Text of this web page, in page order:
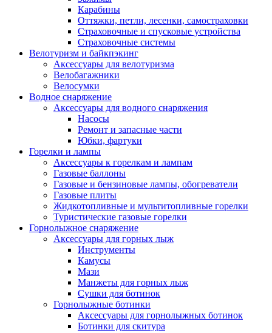
Карабины
Оттяжки, петли, лесенки, самостраховки
Страховочные и спусковые устройства
Страховочные системы
Велотуризм и байкпэкинг
Аксессуары для велотуризма
Велобагажники
Велосумки
Водное снаряжение
Аксессуары для водного снаряжения
Насосы
Ремонт и запасные части
Юбки, фартуки
Горелки и лампы
Аксессуары к горелкам и лампам
Газовые баллоны
Газовые и бензиновые лампы, обогреватели
Газовые плиты
Жидкотопливные и мультитопливные горелки
Туристические газовые горелки
Горнолыжное снаряжение
Аксессуары для горных лыж
Инструменты
Камусы
Мази
Манжеты для горных лыж
Сушки для ботинок
Горнолыжные ботинки
Аксессуары для горнолыжных ботинок
Ботинки для скитура